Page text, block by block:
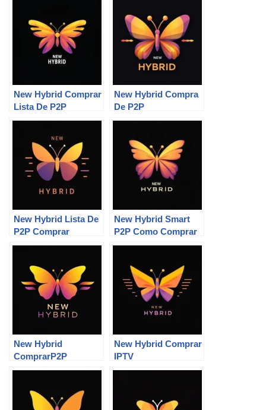
New Hybrid Comprar
Lista De P2P
New Hybrid Compra
De P2P
New Hybrid Lista De
P2P Comprar
New Hybrid Smart
P2P Como Comprar
New Hybrid
ComprarP2P
New Hybrid Comprar
IPTV